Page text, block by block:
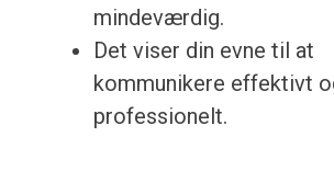
mindeværdig.
Det viser din evne til at
kommunikere effektivt
professionelt.